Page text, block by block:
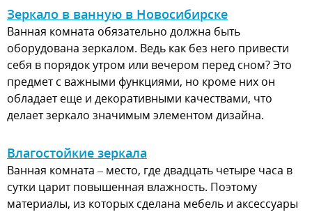
Зеркало в ванную в Новосибирске
Ванная комната обязательно должна быть
оборудована зеркалом. Ведь как без него привести
себя в порядок утром или вечером перед сном? Это
предмет с важными функциями, но кроме них он
обладает еще и декоративными качествами, что
делает зеркало значимым элементом дизайна.
Влагостойкие зеркала
Ванная комната – место, где двадцать четыре часа в
сутки царит повышенная влажность. Поэтому
материалы, из которых сделана мебель и аксессуары